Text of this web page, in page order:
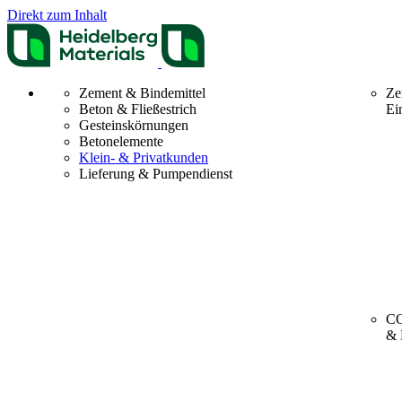
Direkt zum Inhalt
Zement & Bindemittel
Beton & Fließestrich
Gesteinskörnungen
Betonelemente
Klein- & Privatkunden
Lieferung & Pumpendienst
&